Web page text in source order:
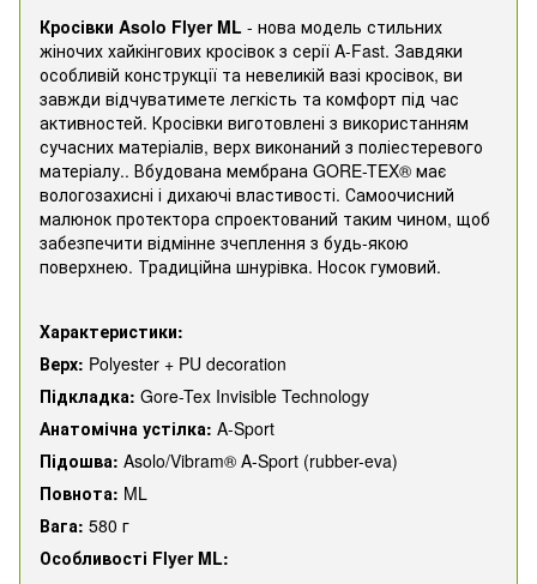
Кросівки Asolo Flyer ML - нова модель стильних
жіночих хайкінгових кросівок з серії A-Fast. Завдяки
особливій конструкції та невеликій вазі кросівок, ви
завжди відчуватимете легкість та комфорт під час
активностей. Кросівки виготовлені з використанням
сучасних матеріалів, верх виконаний з поліестеревого
матеріалу.. Вбудована мембрана GORE-TEX® має
вологозахисні і дихаючі властивості. Самоочисний
малюнок протектора спроектований таким чином, щоб
забезпечити відмінне зчеплення з будь-якою
поверхнею. Традиційна шнурівка. Носок гумовий.
Характеристики:
Верх: Polyester + PU decoration
Підкладка: Gore-Tex Invisible Technology
Анатомічна устілка: A-Sport
Підошва: Asolo/Vibram® A-Sport (rubber-eva)
Повнота: ML
Вага: 580 г
Особливості Flyer ML: